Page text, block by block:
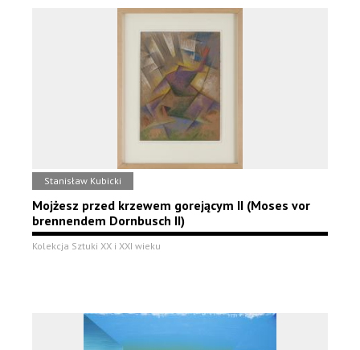
Stanisław Kubicki
Mojżesz przed krzewem gorejącym II (Moses vor
brennendem Dornbusch II)
Kolekcja Sztuki XX i XXI wieku